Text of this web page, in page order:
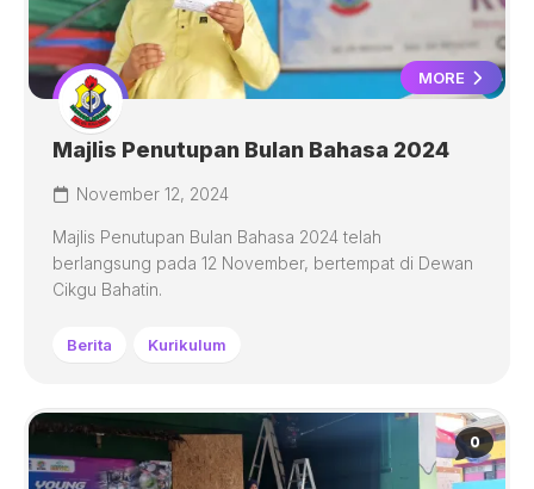
MORE
Majlis Penutupan Bulan Bahasa 2024
November 12, 2024
Majlis Penutupan Bulan Bahasa 2024 telah
berlangsung pada 12 November, bertempat di Dewan
Cikgu Bahatin.
Berita Kurikulum
0